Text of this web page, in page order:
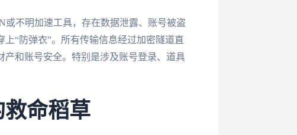
不明加速工具，存在数据泄露、账号被盗
“防弹衣”。所有传输信息经过加密隧道直
和账号安全。特别是涉及账号登录、道具
命稻草